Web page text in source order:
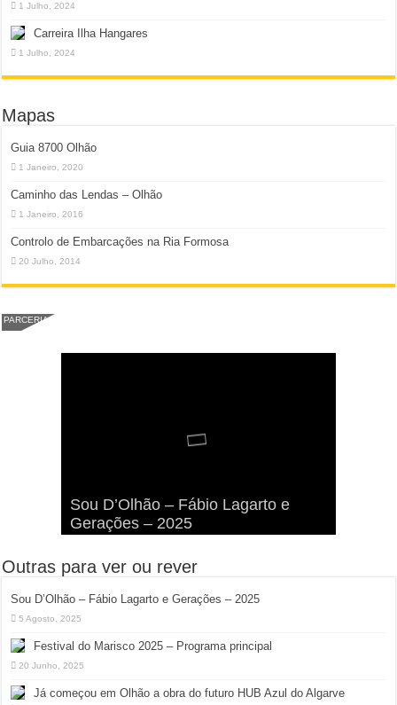
1 Julho, 2024
Carreira Ilha Hangares
1 Julho, 2024
Mapas
Guia 8700 Olhão
1 Janeiro, 2020
Caminho das Lendas – Olhão
1 Janeiro, 2016
Controlo de Embarcações na Ria Formosa
20 Julho, 2014
PARCERIA
Sou D’Olhão – Fábio Lagarto e
Gerações – 2025
Armona: Música, Comida e
Diversão à Beira-Ria!
Taphani X Benkest: Vídeo Musical
na Ilha da Armona
“Lavar a Loiça” na Ilha dos
Hangares
Quatro Dias Mais Um de Aventura e
Diversão!
Outras para ver ou rever
Sou D’Olhão – Fábio Lagarto e Gerações – 2025
5 Agosto, 2025
Festival do Marisco 2025 – Programa principal
20 Junho, 2025
Já começou em Olhão a obra do futuro HUB Azul do Algarve